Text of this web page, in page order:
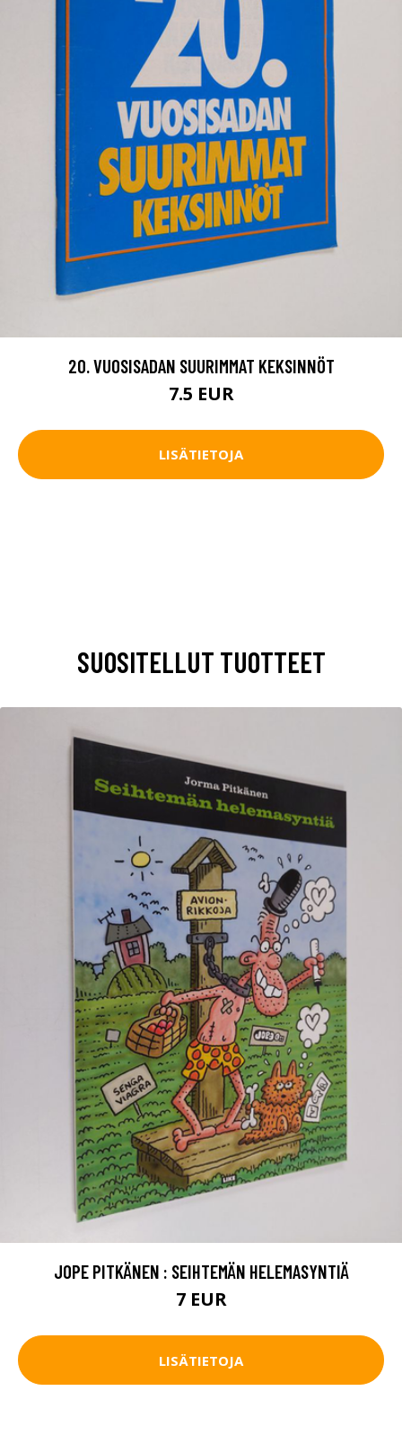
20. VUOSISADAN SUURIMMAT KEKSINNÖT
7.5 EUR
LISÄTIETOJA
SUOSITELLUT TUOTTEET
JOPE PITKÄNEN : SEIHTEMÄN HELEMASYNTIÄ
7 EUR
LISÄTIETOJA